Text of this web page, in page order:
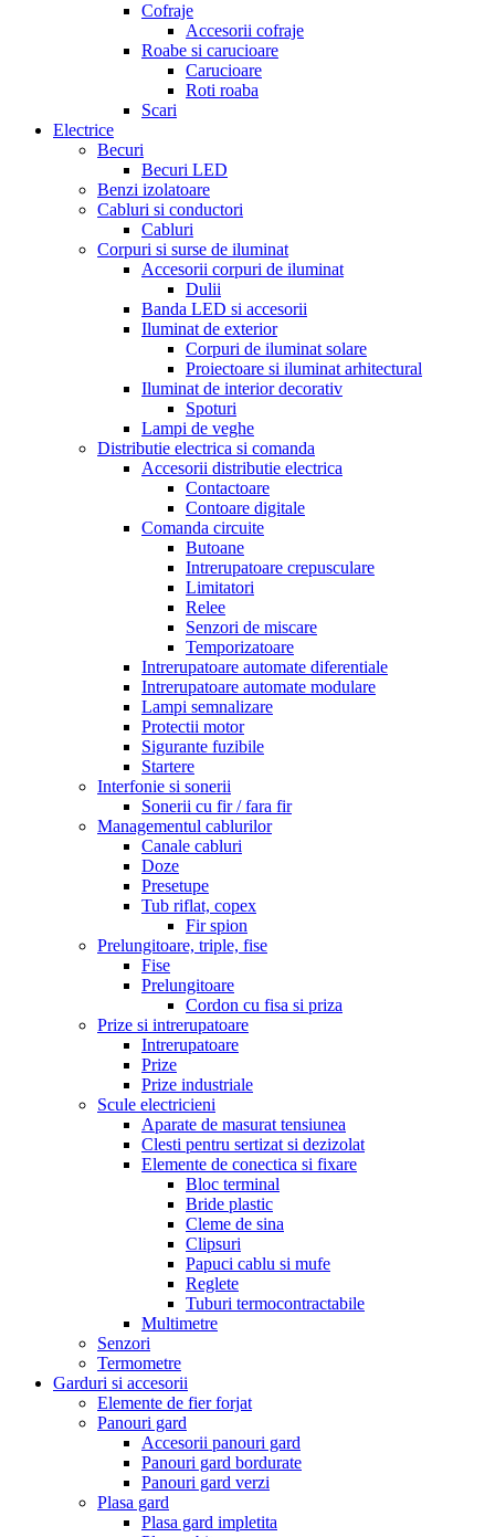
Cofraje
Accesorii cofraje
Roabe si carucioare
Carucioare
Roti roaba
Scari
Electrice
Becuri
Becuri LED
Benzi izolatoare
Cabluri si conductori
Cabluri
Corpuri si surse de iluminat
Accesorii corpuri de iluminat
Dulii
Banda LED si accesorii
Iluminat de exterior
Corpuri de iluminat solare
Proiectoare si iluminat arhitectural
Iluminat de interior decorativ
Spoturi
Lampi de veghe
Distributie electrica si comanda
Accesorii distributie electrica
Contactoare
Contoare digitale
Comanda circuite
Butoane
Intrerupatoare crepusculare
Limitatori
Relee
Senzori de miscare
Temporizatoare
Intrerupatoare automate diferentiale
Intrerupatoare automate modulare
Lampi semnalizare
Protectii motor
Sigurante fuzibile
Startere
Interfonie si sonerii
Sonerii cu fir / fara fir
Managementul cablurilor
Canale cabluri
Doze
Presetupe
Tub riflat, copex
Fir spion
Prelungitoare, triple, fise
Fise
Prelungitoare
Cordon cu fisa si priza
Prize si intrerupatoare
Intrerupatoare
Prize
Prize industriale
Scule electricieni
Aparate de masurat tensiunea
Clesti pentru sertizat si dezizolat
Elemente de conectica si fixare
Bloc terminal
Bride plastic
Cleme de sina
Clipsuri
Papuci cablu si mufe
Reglete
Tuburi termocontractabile
Multimetre
Senzori
Termometre
Garduri si accesorii
Elemente de fier forjat
Panouri gard
Accesorii panouri gard
Panouri gard bordurate
Panouri gard verzi
Plasa gard
Plasa gard impletita